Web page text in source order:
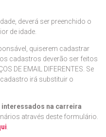
deverá ser preenchido o
de idade.
quiserem cadastrar
cadastros deverão ser feitos
DE EMAIL DIFERENTES. Se
irá substituir o
interessados na carreira
através deste formulário.